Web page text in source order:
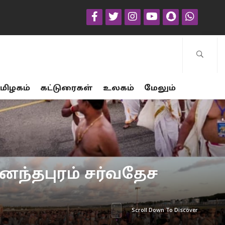
கட்டுரைகள் உலகம் மேலும்
சர்வதேச
Scroll Down To Discover